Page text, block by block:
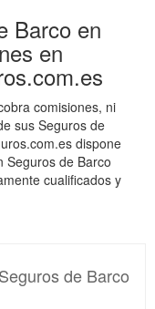
Barco en
en
comisiones, ni
sus Seguros de
dispone
Seguros de Barco
cualificados y
de Barco